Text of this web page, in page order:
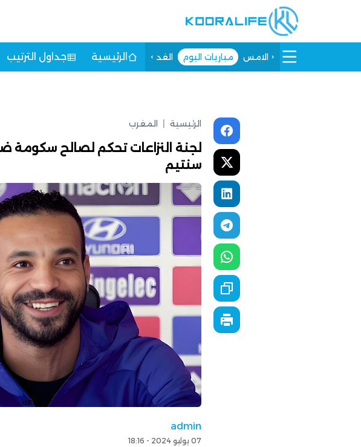
الامس مباريات اليوم الغد الرئيسية جداول الترتيب
الرئيسية المغرب
سنتيم
admin
07 يوليو 2024 - 18:16